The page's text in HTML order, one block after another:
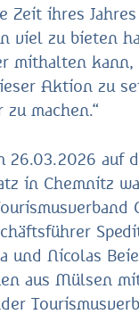
Zeit ihres
viel zu bieten
mithalten kann,
Aktion zu
machen.“
26.03.2026 auf
in Chemnitz
und Nicolas
aus Mülsen